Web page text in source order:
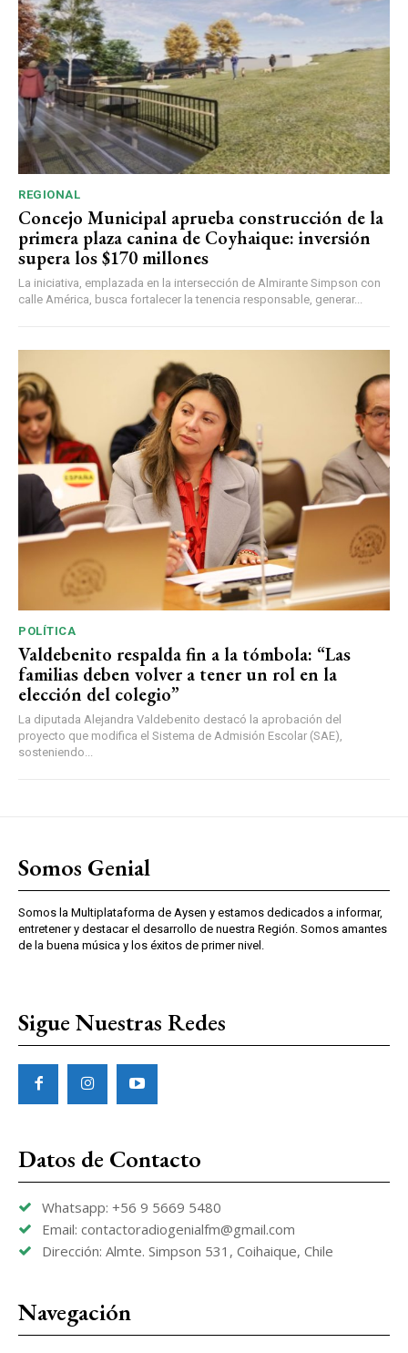
REGIONAL
Concejo Municipal aprueba construcción de la
primera plaza canina de Coyhaique: inversión
supera los $170 millones
La iniciativa, emplazada en la intersección de Almirante Simpson con
calle América, busca fortalecer la tenencia responsable, generar...
POLÍTICA
Valdebenito respalda fin a la tómbola: “Las
familias deben volver a tener un rol en la
elección del colegio”
La diputada Alejandra Valdebenito destacó la aprobación del
proyecto que modifica el Sistema de Admisión Escolar (SAE),
sosteniendo...
Somos Genial
Somos la Multiplataforma de Aysen y estamos dedicados a informar,
entretener y destacar el desarrollo de nuestra Región. Somos amantes
de la buena música y los éxitos de primer nivel.
Sigue Nuestras Redes
Datos de Contacto
Whatsapp: +56 9 5669 5480
Email: contactoradiogenialfm@gmail.com
Dirección: Almte. Simpson 531, Coihaique, Chile
Navegación